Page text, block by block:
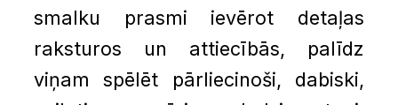
smalku prasmi ievērot detaļas
raksturos un attiecībās, palīdz
viņam spēlēt pārliecinoši, dabiski,